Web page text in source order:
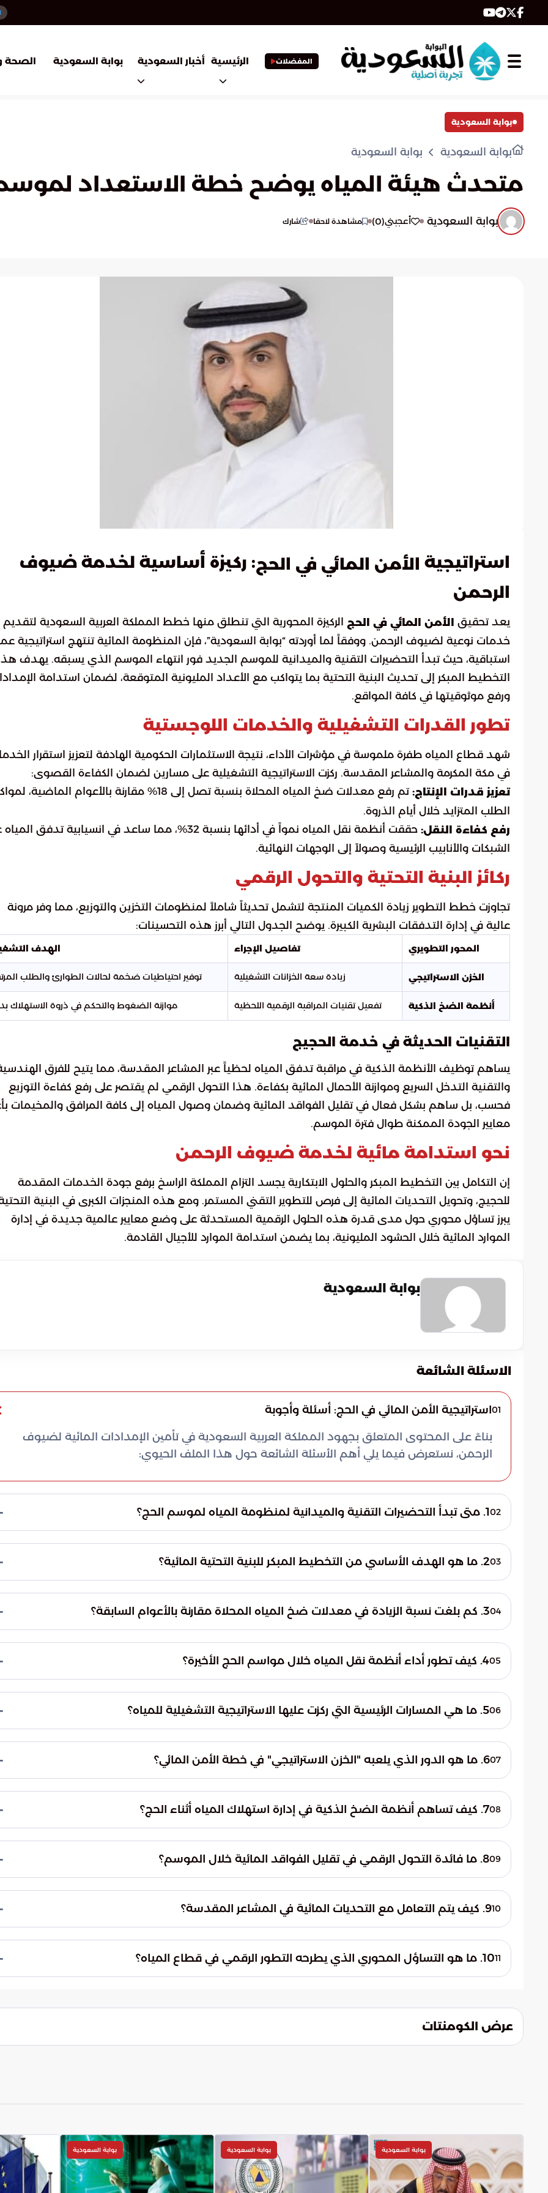
المفضلات الرئيسية أخبار السعودية بوابة السعودية الصحة
بوابة السعودية
بوابة السعودية بوابة السعودية
متحدث هيئة المياه يوضح خطة الاستعداد لموسم
بوابة السعودية أعجبني(
0
) مشاهدة لاحقا شارك
استراتيجية الأمن المائي في الحج: ركيزة أساسية لخدمة ضيوف
الرحمن
يعد تحقيق الأمن المائي في الحج الركيزة المحورية التي تنطلق منها خطط المملكة العربية السعودية لتقديم
خدمات نوعية لضيوف الرحمن. ووفقاً لما أوردته “بوابة السعودية”، فإن المنظومة المائية تنتهج استراتيجية
استباقية، حيث تبدأ التحضيرات التقنية والميدانية للموسم الجديد فور انتهاء الموسم الذي يسبقه. يهدف
التخطيط المبكر إلى تحديث البنية التحتية بما يتواكب مع الأعداد المليونية المتوقعة، لضمان استدامة
ورفع موثوقيتها في كافة المواقع.
تطور القدرات التشغيلية والخدمات اللوجستية
شهد قطاع المياه طفرة ملموسة في مؤشرات الأداء، نتيجة الاستثمارات الحكومية الهادفة لتعزيز استقرار
في مكة المكرمة والمشاعر المقدسة. ركزت الاستراتيجية التشغيلية على مسارين لضمان الكفاءة القصوى:
تعزيز قدرات الإنتاج:
تم رفع معدلات ضخ المياه المحلاة بنسبة تصل إلى 18% مقارنة بالأعوام الماضية،
الطلب المتزايد خلال أيام الذروة.
رفع كفاءة النقل:
حققت أنظمة نقل المياه نمواً في أدائها بنسبة 32%، مما ساعد في انسيابية تدفق
الشبكات والأنابيب الرئيسية وصولاً إلى الوجهات النهائية.
ركائز البنية التحتية والتحول الرقمي
تجاوزت خطط التطوير زيادة الكميات المنتجة لتشمل تحديثاً شاملاً لمنظومات التخزين والتوزيع، مما وفر مرونة
عالية في إدارة التدفقات البشرية الكبيرة. يوضح الجدول التالي أبرز هذه التحسينات:
المحور التطويري تفاصيل الإجراء الهدف
الخزن الاستراتيجي زيادة سعة الخزانات التشغيلية توفير احتياطيات ضخمة لحالات الطوارئ والطلب
أنظمة الضخ الذكية تفعيل تقنيات المراقبة الرقمية اللحظية موازنة الضغوط والتحكم في ذروة الاستهلاك
التقنيات الحديثة في خدمة الحجيج
يساهم توظيف الأنظمة الذكية في مراقبة تدفق المياه لحظياً عبر المشاعر المقدسة، مما يتيح للفرق
والتقنية التدخل السريع وموازنة الأحمال المائية بكفاءة. هذا التحول الرقمي لم يقتصر على رفع كفاءة التوزيع
فحسب، بل ساهم بشكل فعال في تقليل الفواقد المائية وضمان وصول المياه إلى كافة المرافق والمخيمات
معايير الجودة الممكنة طوال فترة الموسم.
نحو استدامة مائية لخدمة ضيوف الرحمن
إن التكامل بين التخطيط المبكر والحلول الابتكارية يجسد التزام المملكة الراسخ برفع جودة الخدمات المقدمة
للحجيج، وتحويل التحديات المائية إلى فرص للتطوير التقني المستمر. ومع هذه المنجزات الكبرى في البنية
يبرز تساؤل محوري حول مدى قدرة هذه الحلول الرقمية المستحدثة على وضع معايير عالمية جديدة في إدارة
الموارد المائية خلال الحشود المليونية، بما يضمن استدامة الموارد للأجيال القادمة.
بوابة السعودية
الاسئلة الشائعة
01استراتيجية الأمن المائي في الحج: أسئلة وأجوبة
بناءً على المحتوى المتعلق بجهود المملكة العربية السعودية في تأمين الإمدادات المائية لضيوف
الرحمن، نستعرض فيما يلي أهم الأسئلة الشائعة حول هذا الملف الحيوي:
021. متى تبدأ التحضيرات التقنية والميدانية لمنظومة المياه لموسم الحج؟
والتحضيرات التقنية والميدانية للموسم الجديد فور انتهاء موسم الحج الذي يسبقه مباشرة، لضمان
الجاهزية التامة.
032. ما هو الهدف الأساسي من التخطيط المبكر للبنية التحتية المائية؟
المتوقعة من الحجاج. كما يسعى لضمان استدامة الإمدادات ورفع موثوقية الخدمات في كافة
المواقع والمشاعر المقدسة.
043. كم بلغت نسبة الزيادة في معدلات ضخ المياه المحلاة مقارنة بالأعوام السابقة؟
رفع هذه المعدلات بنسبة تصل إلى 18% مقارنة بالأعوام الماضية، مما يعكس تطور القدرات الإنتاجية.054. كيف تطور أداء أنظمة نقل المياه خلال مواسم الحج الأخيرة؟
ضمان انسيابية تدفق المياه عبر الشبكات والأنابيب الرئيسية وصولاً إلى الوجهات النهائية في مكة
والمشاعر.
065. ما هي المسارات الرئيسية التي ركزت عليها الاستراتيجية التشغيلية للمياه؟
لمواكبة الطلب المرتفع، والثاني هو رفع كفاءة أنظمة النقل لضمان وصول المياه بسلاسة لكافة076. ما هو الدور الذي يلعبه "الخزن الاستراتيجي" في خطة الأمن المائي؟
والمشاعر المقدسة. والهدف الأساسي منه هو توفير احتياطيات ضخمة لمواجهة حالات الطوارئ
والتعامل مع فترات الطلب المرتفع جداً.
087. كيف تساهم أنظمة الضخ الذكية في إدارة استهلاك المياه أثناء الحج؟
الأنظمة في موازنة الضغوط داخل الشبكة والتحكم في ذروة الاستهلاك بدقة عالية، مما يمنع098. ما فائدة التحول الرقمي في تقليل الفواقد المائية خلال الموسم؟
التدخل السريع عند وجود أي خلل. وقد أدى ذلك بفاعلية إلى تقليل الفواقد المائية وضمان وصول
المياه بجودة عالية.
109. كيف يتم التعامل مع التحديات المائية في المشاعر المقدسة؟
تحديث منظومات التوزيع وتوفير مرونة عالية لإدارة التدفقات المائية بما يتناسب مع تحركات الحشود 1110. ما هو التساؤل المحوري الذي يطرحه التطور الرقمي في قطاع المياه؟
مع الحفاظ على جودة الخدمة.
عرض الكومنتات
بوابة السعودية بوابة السعودية بوابة السعودية